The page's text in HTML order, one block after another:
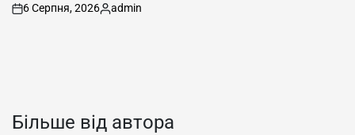
on
6 Серпня, 2026
Опубліковано
admin
Більше від автора